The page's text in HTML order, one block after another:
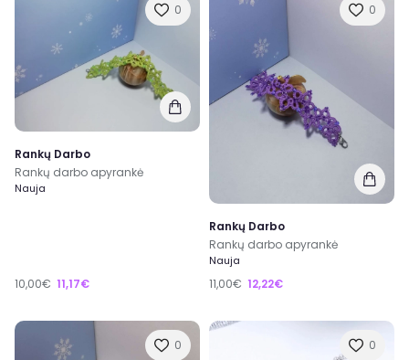
0
Rankų Darbo
Rankų darbo apyrankė
Nauja
10,00€ 11,17€
0
Rankų Darbo
Rankų darbo apyrankė
Nauja
11,00€ 12,22€
0 0